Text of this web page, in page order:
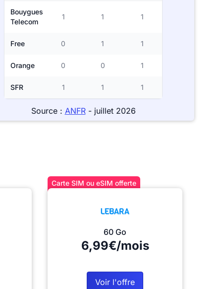
Bouygues
Telecom
1 1 1
Free 0 1 1
Orange 0 0 1
SFR 1 1 1
Source : ANFR- juillet 2026
Carte SIM ou eSIM offerte
60 Go
6,99€/mois
Voir l'offre